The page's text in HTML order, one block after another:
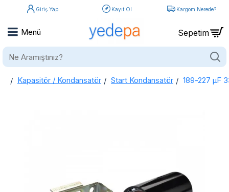
Giriş Yap Kayıt Ol Kargom Nerede?
Ne
home
Kapasitör / Kondansatör Start Kondansatör 189-227 µF